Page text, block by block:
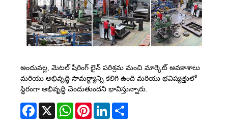
అందువల్ల, మెటల్ షీరింగ్ లైన్ పరిశ్రమ మంచి మార్కెట్ అవకాశాలు
మరియు అభివృద్ధి సామర్థ్యాన్ని కలిగి ఉంది మరియు భవిష్యత్తులో
స్థిరంగా అభివృద్ధి చెందుతుందని భావిస్తున్నారు.
Facebook
X WhatsAppPinterestLinkedIn